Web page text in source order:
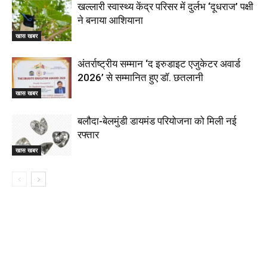
खास खबर
खल्लारी स्वास्थ्य केंद्र परिसर में दुर्लभ ‘दूधराज’ पक्षी
ने बनाया आशियाना
खास खबर
अंतर्राष्ट्रीय सम्मान ‘द इरुडाइट एजुकेटर अवार्ड
2026’ से सम्मानित हुए डॉ. छतलानी
खास खबर
बलौदा-बेलमुंडी डायमंड परियोजना को मिली नई
रफ्तार